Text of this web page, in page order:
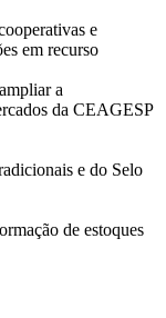
e
em recurso
a
da CEAGESP
e do Selo
de estoques